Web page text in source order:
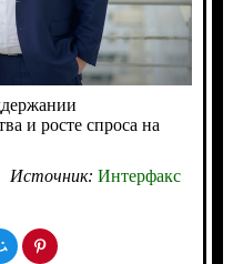
и росте спроса на
Источник: Интерфакс